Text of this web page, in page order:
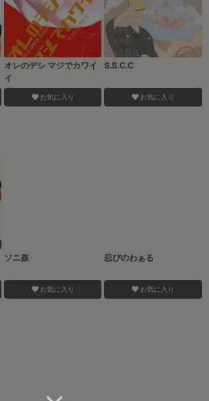
オレのデシ マジでカワイ
イ
お気に入り
S.S.C.C
お気に入り
ソニ姦
お気に入り
忍びのわぁる
お気に入り